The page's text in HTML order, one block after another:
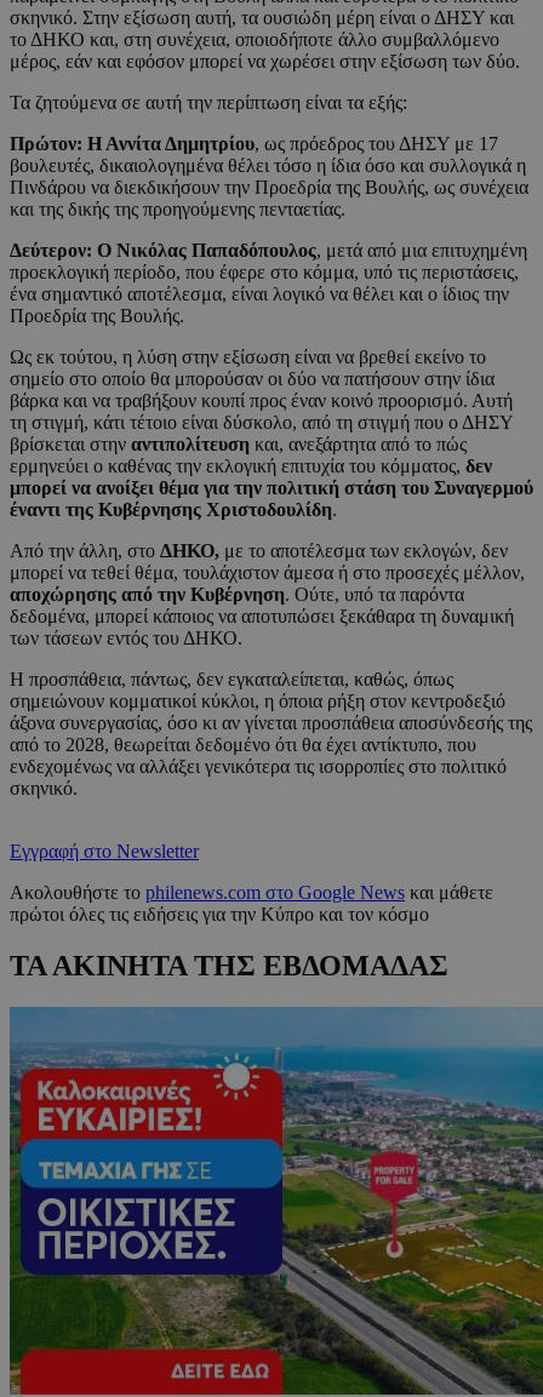
σκηνικό. Στην εξίσωση αυτή, τα ουσιώδη μέρη είναι ο ΔΗΣΥ και
το ΔΗΚΟ και, στη συνέχεια, οποιοδήποτε άλλο συμβαλλόμενο
μέρος, εάν και εφόσον μπορεί να χωρέσει στην εξίσωση των δύο.
Τα ζητούμενα σε αυτή την περίπτωση είναι τα εξής:
Πρώτον: Η Αννίτα Δημητρίου, ως πρόεδρος του ΔΗΣΥ με 17
βουλευτές, δικαιολογημένα θέλει τόσο η ίδια όσο και συλλογικά η
Πινδάρου να διεκδικήσουν την Προεδρία της Βουλής, ως συνέχεια
και της δικής της προηγούμενης πενταετίας.
Δεύτερον: Ο Νικόλας Παπαδόπουλος, μετά από μια επιτυχημένη
προεκλογική περίοδο, που έφερε στο κόμμα, υπό τις περιστάσεις,
ένα σημαντικό αποτέλεσμα, είναι λογικό να θέλει και ο ίδιος την
Προεδρία της Βουλής.
Ως εκ τούτου, η λύση στην εξίσωση είναι να βρεθεί εκείνο το
σημείο στο οποίο θα μπορούσαν οι δύο να πατήσουν στην ίδια
βάρκα και να τραβήξουν κουπί προς έναν κοινό προορισμό. Αυτή
τη στιγμή, κάτι τέτοιο είναι δύσκολο, από τη στιγμή που ο ΔΗΣΥ
βρίσκεται στην αντιπολίτευση και, ανεξάρτητα από το πώς
ερμηνεύει ο καθένας την εκλογική επιτυχία του κόμματος, δεν
μπορεί να ανοίξει θέμα για την πολιτική στάση του Συναγερμού
έναντι της Κυβέρνησης Χριστοδουλίδη.
Από την άλλη, στο ΔΗΚΟ, με το αποτέλεσμα των εκλογών, δεν
μπορεί να τεθεί θέμα, τουλάχιστον άμεσα ή στο προσεχές μέλλον,
αποχώρησης από την Κυβέρνηση. Ούτε, υπό τα παρόντα
δεδομένα, μπορεί κάποιος να αποτυπώσει ξεκάθαρα τη δυναμική
των τάσεων εντός του ΔΗΚΟ.
Η προσπάθεια, πάντως, δεν εγκαταλείπεται, καθώς, όπως
σημειώνουν κομματικοί κύκλοι, η όποια ρήξη στον κεντροδεξιό
άξονα συνεργασίας, όσο κι αν γίνεται προσπάθεια αποσύνδεσής της
από το 2028, θεωρείται δεδομένο ότι θα έχει αντίκτυπο, που
ενδεχομένως να αλλάξει γενικότερα τις ισορροπίες στο πολιτικό
σκηνικό.
Εγγραφή στο Newsletter
Ακολουθήστε το philenews.com στο Google News και μάθετε
πρώτοι όλες τις ειδήσεις για την Κύπρο και τον κόσμο
ΤΑ ΑΚΙΝΗΤΑ ΤΗΣ ΕΒΔΟΜΑΔΑΣ